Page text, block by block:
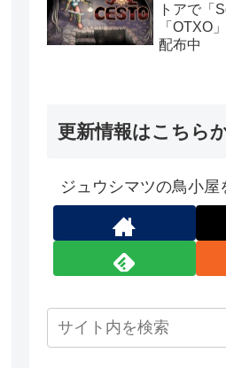
トアで「
「OTXO
配布中
更新情報はこちら
ジュウシマツの鳥小屋